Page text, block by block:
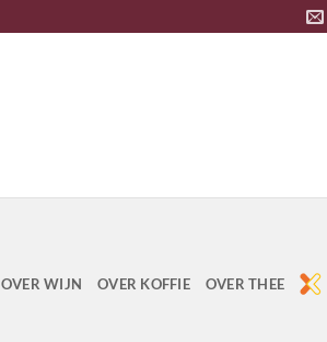
OVER WIJN OVER KOFFIE OVER THEE